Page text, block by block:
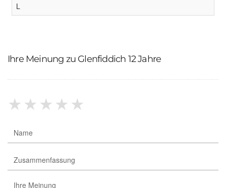
L
Ihre Meinung zu Glenfiddich 12 Jahre
★★★★★